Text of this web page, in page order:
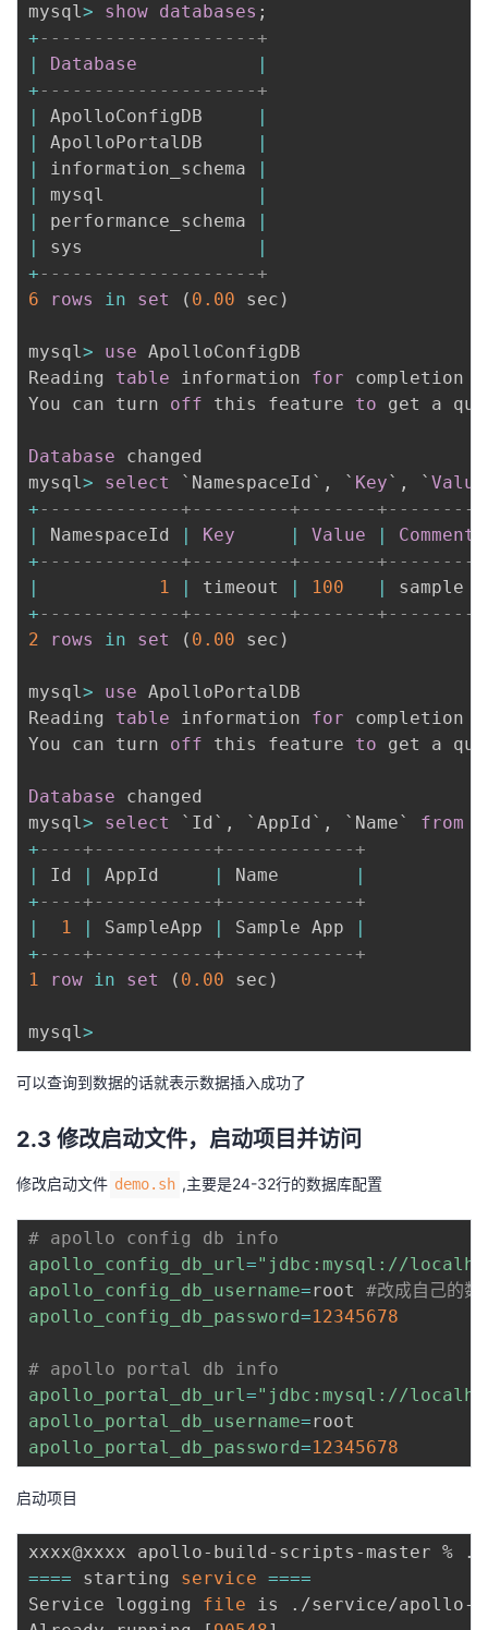
mysql> show databases ;
+--------------------+
|
Database
|
+--------------------+
|
ApolloConfigDB
|
|
ApolloPortalDB
|
|
information_schema
|
|
mysql
|
|
performance_schema
|
|
sys
|
+--------------------+
6
rows in set ( 0.00 sec )
mysql> use ApolloConfigDB
Reading table information for completion
You can turn off this feature to get a
Database changed
mysql> select ` NamespaceId ` , ` Key` , ` Value
+-------------+---------+-------
|
NamespaceId | Key | Value |
Comment
+-------------+---------+-------
|
1 | timeout | 100 |
sample
+-------------+---------+-------
2
rows in set ( 0.00 sec )
mysql> use ApolloPortalDB
Reading table information for completion
You can turn off this feature to get a
Database changed
mysql> select ` Id ` , ` AppId ` , ` Name` from
+----+-----------+------------+
|
Id | AppId | Name
|
+----+-----------+------------+
|
1 | SampleApp | Sample App
|
+----+-----------+------------+
1
row in set ( 0.00 sec )
mysql>
可以查询到数据的话就表示数据插入成功了
2.3 修改启动文件，启动项目并访问
修改启动文件 demo.sh ,主要是24-32行的数据库配置
# apollo config db info
apollo_config_db_url="jdbc:mysql://
apollo_config_db_username=root #改成自己的数
apollo_config_db_password=12345678
# apollo portal db info
apollo_portal_db_url="jdbc:mysql://
apollo_portal_db_username=
apollo_portal_db_password=12345678
启动项目
==== starting service ====
Service logging file is ./service/apollo-